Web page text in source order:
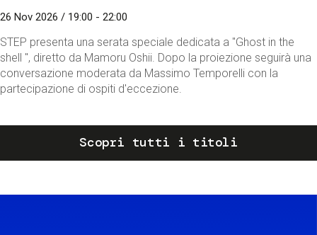
26 Nov 2026 / 19:00 - 22:00
STEP presenta una serata speciale dedicata a "Ghost in the
shell ", diretto da Mamoru Oshii. Dopo la proiezione seguirà una
conversazione moderata da Massimo Temporelli con la
partecipazione di ospiti d'eccezione.
Scopri tutti i titoli